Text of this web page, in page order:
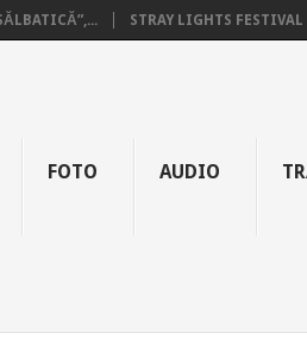
STRAY LIGHTS FESTIVAL
FOTO AUDIO